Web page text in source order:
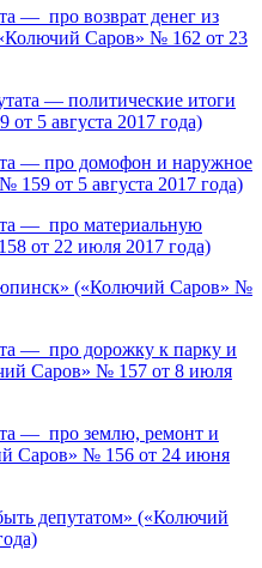
— про возврат денег из
Саров» № 162 от 23
— политические итоги
5 августа 2017 года)
— про домофон и наружное
от 5 августа 2017 года)
— про материальную
от 22 июля 2017 года)
(«Колючий Саров» №
— про дорожку к парку и
Саров» № 157 от 8 июля
— про землю, ремонт и
Саров» № 156 от 24 июня
депутатом» («Колючий